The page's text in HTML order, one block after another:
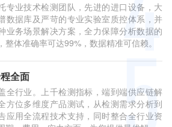
专业技术检测团队，先进的进口设备，大
数据库及严苛的专业实验室质控体系，并
业务场景解决方案，全力保障分析数据的
整体准确率可达99%，数据精准可信赖。
全面
全行业。上千检测指标，端到端供应链解
方位多维度产品测试，从检测需求分析到
应用全流程技术支持，同时整合全行业资